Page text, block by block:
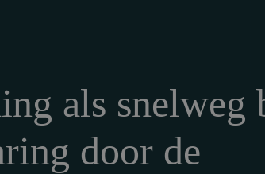
als snelweg
door de